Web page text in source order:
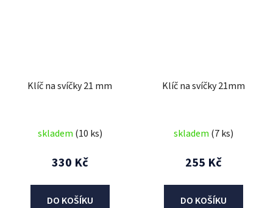
Klíč na svíčky 21 mm
skladem (10 ks)
330 Kč
DO KOŠÍKU
Klíč na svíčky 21mm
skladem (7 ks)
255 Kč
DO KOŠÍKU